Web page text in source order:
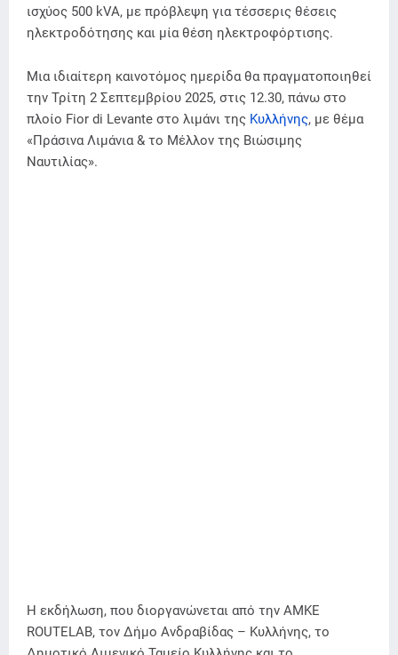
ισχύος 500 kVA, με πρόβλεψη για τέσσερις θέσεις
ηλεκτροδότησης και μία θέση ηλεκτροφόρτισης.
Μια ιδιαίτερη καινοτόμος ημερίδα θα πραγματοποιηθεί
την Τρίτη 2 Σεπτεμβρίου 2025, στις 12.30, πάνω στο
πλοίο Fior di Levante στο λιμάνι της Κυλλήνης, με θέμα
«Πράσινα Λιμάνια & το Μέλλον της Βιώσιμης
Ναυτιλίας».
Η εκδήλωση, που διοργανώνεται από την ΑΜΚΕ
ROUTELAB, τον Δήμο Ανδραβίδας – Κυλλήνης, το